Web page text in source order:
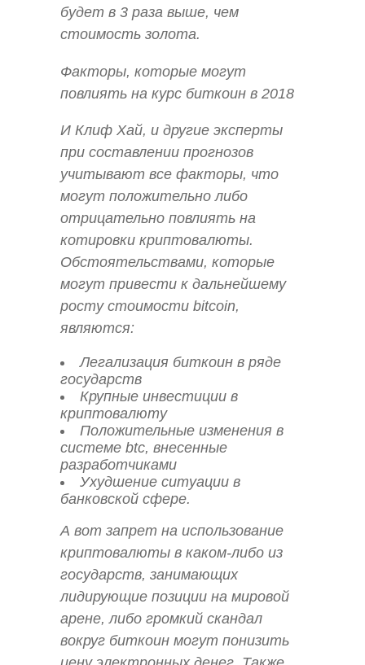
будет в 3 раза выше, чем
стоимость золота.
Факторы, которые могут
повлиять на курс биткоин в 2018
И Клиф Хай, и другие эксперты
при составлении прогнозов
учитывают все факторы, что
могут положительно либо
отрицательно повлиять на
котировки криптовалюты.
Обстоятельствами, которые
могут привести к дальнейшему
росту стоимости bitcoin,
являются:
Легализация биткоин в ряде
государств
Крупные инвестиции в
криптовалюту
Положительные изменения в
системе btc, внесенные
разработчиками
Ухудшение ситуации в
банковской сфере.
А вот запрет на использование
криптовалюты в каком-либо из
государств, занимающих
лидирующие позиции на мировой
арене, либо громкий скандал
вокруг биткоин могут понизить